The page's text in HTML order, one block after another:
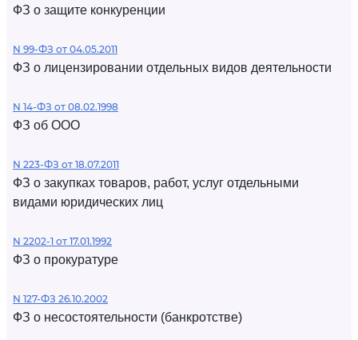
ФЗ о защите конкуренции
N 99-ФЗ от 04.05.2011
ФЗ о лицензировании отдельных видов деятельности
N 14-ФЗ от 08.02.1998
ФЗ об ООО
N 223-ФЗ от 18.07.2011
ФЗ о закупках товаров, работ, услуг отдельными
видами юридических лиц
N 2202-1 от 17.01.1992
ФЗ о прокуратуре
N 127-ФЗ 26.10.2002
ФЗ о несостоятельности (банкротстве)